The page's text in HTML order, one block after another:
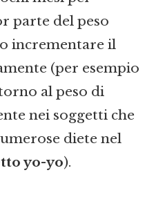
parte del peso
incrementare il
(per esempio
al peso di
nei soggetti che
diete nel
yo-yo).